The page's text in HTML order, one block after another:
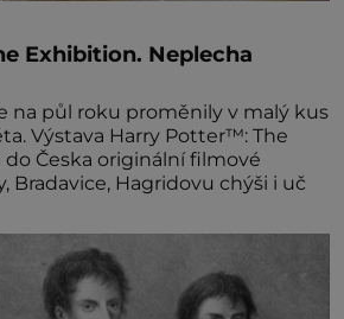
Exhibition. Neplecha
na půl roku proměnily v malý kus
Výstava Harry Potter™: The
Česka originální filmové
Bradavice, Hagridovu chýši i uč